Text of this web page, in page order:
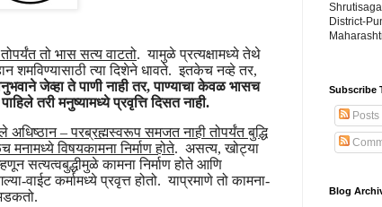
तो भास सत्य वाटतो. यामुळे प्रत्यक्षामध्ये तेथे
शमविण्यासाठी त्या दिशेने धावते. इतकेच नव्हे तर,
जेव्हा ते पाणी नाही तर, पाण्याचा केवळ भासच
तरी मनुष्यामध्ये प्रवृत्ति दिसत नाही.
– परब्रह्मस्वरूप समजत नाही तोपर्यंत बुद्धि
मनामध्ये विषयकामना निर्माण होते. असत्य, खोट्या
सत्यत्वबुद्धीमुळे कामना निर्माण होते आणि
वाईट कर्मामध्ये प्रवृत्त होतो. याप्रमाणे तो कामना-
District-
Subscribe
Posts
Blog